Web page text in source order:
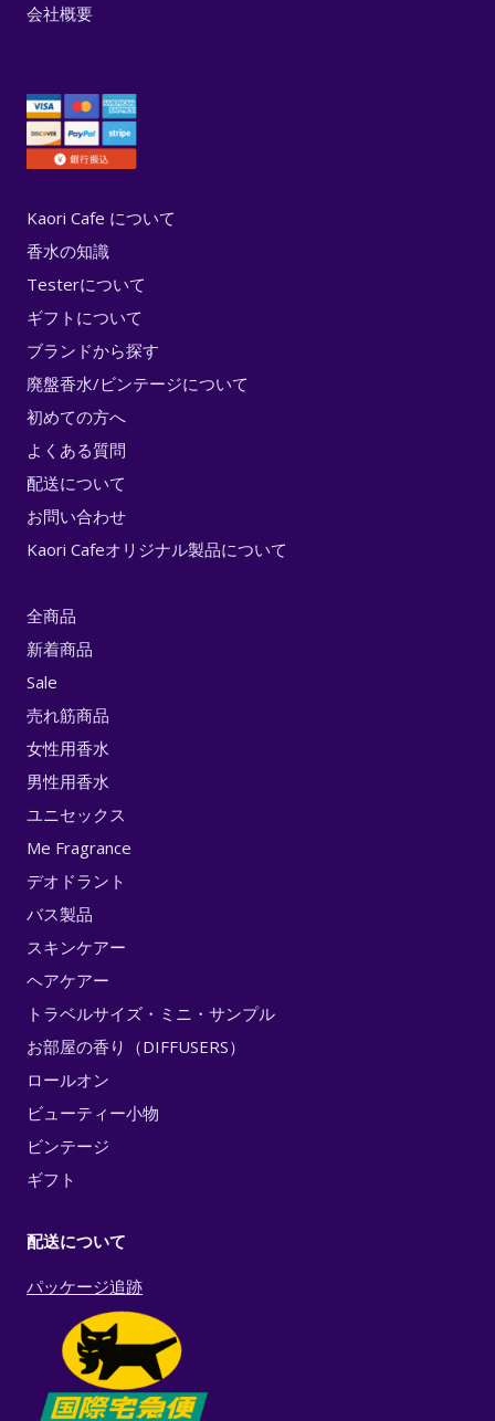
会社概要
Kaori Cafe について
香水の知識
Testerについて
ギフトについて
ブランドから探す
廃盤香水/ビンテージについて
初めての方へ
よくある質問
配送について
お問い合わせ
Kaori Cafeオリジナル製品について
全商品
新着商品
Sale
売れ筋商品
女性用香水
男性用香水
ユニセックス
Me Fragrance
デオドラント
バス製品
スキンケアー
ヘアケアー
トラベルサイズ・ミニ・サンプル
お部屋の香り（DIFFUSERS）
ロールオン
ビューティー小物
ビンテージ
ギフト
配送について
パッケージ追跡